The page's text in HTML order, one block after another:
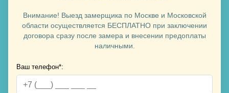
Хочу такую
Хочу такую
Внимание! Выезд замерщика по Москве и Московской
области осуществляется БЕСПЛАТНО при заключении
договора сразу после замера и внесении предоплаты
наличными.
Ваш телефон*: